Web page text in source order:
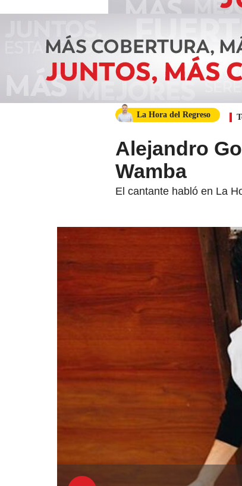
La Hora del Regreso
Alejandro
Wamba
El cantante habló en La